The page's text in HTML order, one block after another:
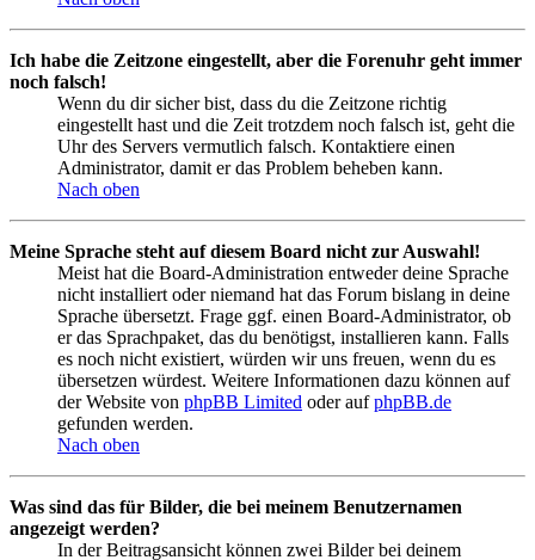
Ich habe die Zeitzone eingestellt, aber die Forenuhr geht immer
noch falsch!
Wenn du dir sicher bist, dass du die Zeitzone richtig
eingestellt hast und die Zeit trotzdem noch falsch ist, geht die
Uhr des Servers vermutlich falsch. Kontaktiere einen
Administrator, damit er das Problem beheben kann.
Nach oben
Meine Sprache steht auf diesem Board nicht zur Auswahl!
Meist hat die Board-Administration entweder deine Sprache
nicht installiert oder niemand hat das Forum bislang in deine
Sprache übersetzt. Frage ggf. einen Board-Administrator, ob
er das Sprachpaket, das du benötigst, installieren kann. Falls
es noch nicht existiert, würden wir uns freuen, wenn du es
übersetzen würdest. Weitere Informationen dazu können auf
der Website von phpBB Limited oder aufphpBB.de
gefunden werden.
Nach oben
Was sind das für Bilder, die bei meinem Benutzernamen
angezeigt werden?
In der Beitragsansicht können zwei Bilder bei deinem